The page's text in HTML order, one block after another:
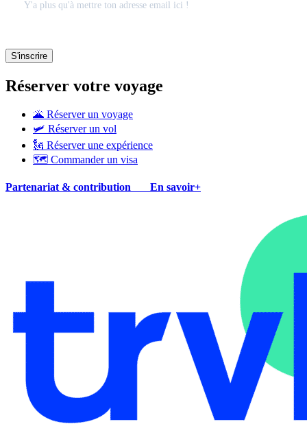
Réserver votre voyage
🌋 Réserver un voyage
🛩 Réserver un vol
🗽 Réserver une expérience
🗺 Commander un visa
Partenariat & contribution En savoir+